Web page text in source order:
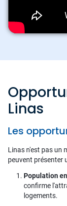
Linas
Les
Linas n'est pas un
peuvent présenter
Population
confirme
logements.